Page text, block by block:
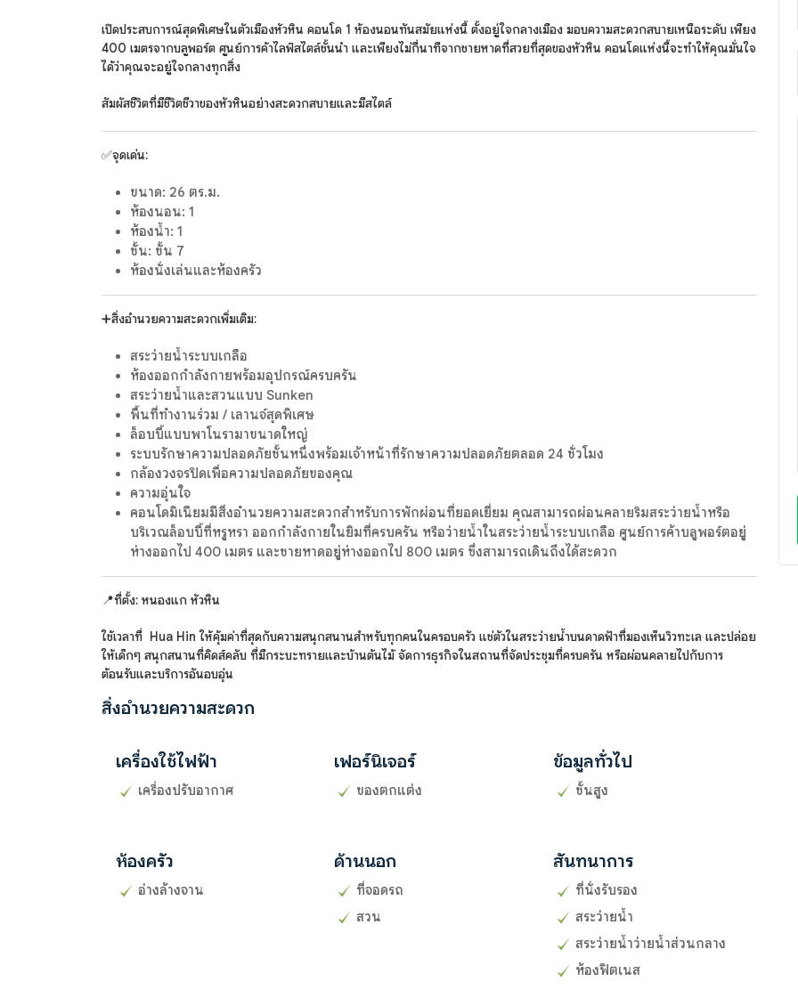
เปิดประสบการณ์สุดพิเศษในตัวเมืองหัวหิน คอนโด 1 ห้องนอนทันสมัยแห่งนี้ ตั้งอยู่ใจกลางเมือง มอบความสะดวกสบายเหนือระดับ เพียง
400 เมตรจากบลูพอร์ต ศูนย์การค้าไลฟ์สไตล์ชั้นนำ และเพียงไม่กี่นาทีจากชายหาดที่สวยที่สุดของหัวหิน คอนโดแห่งนี้จะทำให้คุณมั่นใจ
ได้ว่าคุณจะอยู่ใจกลางทุกสิ่ง
สัมผัสชีวิตที่มีชีวิตชีวาของหัวหินอย่างสะดวกสบายและมีสไตล์
✅จุดเด่น:
ขนาด: 26 ตร.ม.
ห้องนอน: 1
ห้องน้ำ: 1
ชั้น: ชั้น 7
ห้องนั่งเล่นและห้องครัว
➕สิ่งอำนวยความสะดวกเพิ่มเติม:
สระว่ายน้ำระบบเกลือ
ห้องออกกำลังกายพร้อมอุปกรณ์ครบครัน
สระว่ายน้ำและสวนแบบ Sunken
พื้นที่ทำงานร่วม / เลานจ์สุดพิเศษ
ล็อบบี้แบบพาโนรามาขนาดใหญ่
ระบบรักษาความปลอดภัยชั้นหนึ่งพร้อมเจ้าหน้าที่รักษาความปลอดภัยตลอด 24 ชั่วโมง
กล้องวงจรปิดเพื่อความปลอดภัยของคุณ
ความอุ่นใจ
คอนโดมิเนียมมีสิ่งอำนวยความสะดวกสำหรับการพักผ่อนที่ยอดเยี่ยม คุณสามารถผ่อนคลายริมสระว่ายน้ำหรือ
บริเวณล็อบบี้ที่หรูหรา ออกกำลังกายในยิมที่ครบครัน หรือว่ายน้ำในสระว่ายน้ำระบบเกลือ ศูนย์การค้าบลูพอร์ตอยู่
ห่างออกไป 400 เมตร และชายหาดอยู่ห่างออกไป 800 เมตร ซึ่งสามารถเดินถึงได้สะดวก
📍ที่ตั้ง: หนองแก หัวหิน
ใช้เวลาที่ Hua Hin ให้คุ้มค่าที่สุดกับความสนุกสนานสำหรับทุกคนในครอบครัว แช่ตัวในสระว่ายน้ำบนดาดฟ้าที่มองเห็นวิวทะเล และปล่อย
ให้เด็กๆ สนุกสนานที่คิดส์คลับ ที่มีกระบะทรายและบ้านต้นไม้ จัดการธุรกิจในสถานที่จัดประชุมที่ครบครัน หรือผ่อนคลายไปกับการ
ต้อนรับและบริการอันอบอุ่น
สิ่งอำนวยความสะดวก
เครื่องใช้ไฟฟ้า
เครื่องปรับอากาศ
เฟอร์นิเจอร์
ของตกแต่ง
ข้อมูลทั่วไป
ชั้นสูง
ห้องครัว
อ่างล้างจาน
ด้านนอก
ที่จอดรถ
สวน
สันทนาการ
ที่นั่งรับรอง
สระว่ายน้ำ
สระว่ายน้ำว่ายน้ำส่วนกลาง
ห้องฟิตเนส